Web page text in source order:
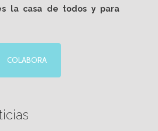
la casa de todos y para
COLABORA